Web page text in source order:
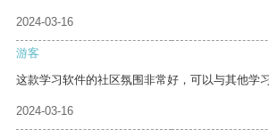
2024-03-16
游客
这款学习软件的社区氛围非常好，可以与其他学
2024-03-16